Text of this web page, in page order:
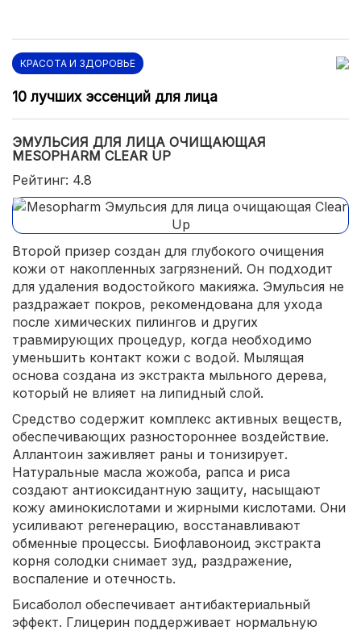
КРАСОТА И ЗДОРОВЬЕ
10 лучших эссенций для лица
ЭМУЛЬСИЯ ДЛЯ ЛИЦА ОЧИЩАЮЩАЯ
MESOPHARM CLEAR UP
Рейтинг: 4.8
Второй призер создан для глубокого очищения
кожи от накопленных загрязнений. Он подходит
для удаления водостойкого макияжа. Эмульсия не
раздражает покров, рекомендована для ухода
после химических пилингов и других
травмирующих процедур, когда необходимо
уменьшить контакт кожи с водой. Мылящая
основа создана из экстракта мыльного дерева,
который не влияет на липидный слой.
Средство содержит комплекс активных веществ,
обеспечивающих разностороннее воздействие.
Аллантоин заживляет раны и тонизирует.
Натуральные масла жожоба, рапса и риса
создают антиоксидантную защиту, насыщают
кожу аминокислотами и жирными кислотами. Они
усиливают регенерацию, восстанавливают
обменные процессы. Биофлавоноид экстракта
корня солодки снимает зуд, раздражение,
воспаление и отечность.
Бисаболол обеспечивает антибактериальный
эффект. Глицерин поддерживает нормальную